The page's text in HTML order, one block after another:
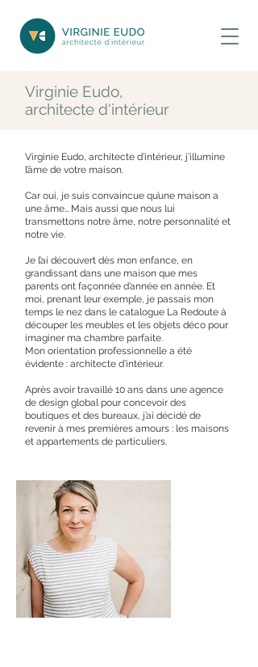
Virginie Eudo,
architecte d'intérieur
Virginie Eudo, architecte d’intérieur, j’illumine
l’âme de votre maison.
Car oui, je suis convaincue qu’une maison a
une âme… Mais aussi que nous lui
transmettons notre âme, notre personnalité et
notre vie.
Je l’ai découvert dès mon enfance, en
grandissant dans une maison que mes
parents ont façonnée d’année en année. Et
moi, prenant leur exemple, je passais mon
temps le nez dans le catalogue La Redoute à
découper les meubles et les objets déco pour
imaginer ma chambre parfaite.
Mon orientation professionnelle a été
évidente : architecte d’intérieur.
Après avoir travaillé 10 ans dans une agence
de design global pour concevoir des
boutiques et des bureaux, j’ai décidé de
revenir à mes premières amours : les maisons
et appartements de particuliers.